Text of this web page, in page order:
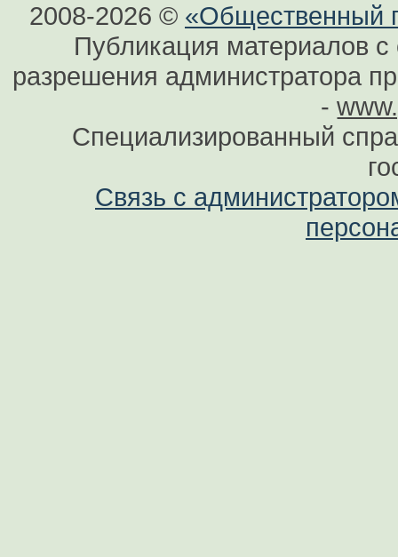
2008-2026 © «Общественный
Публикация материалов
разрешения администратора
-
Специализированный
Связь с